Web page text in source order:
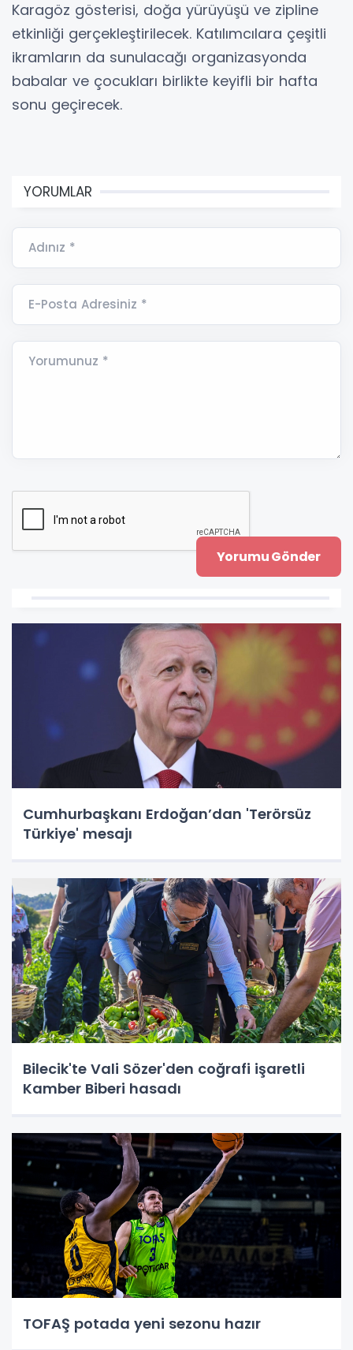
Karagöz gösterisi, doğa yürüyüşü ve zipline
etkinliği gerçekleştirilecek. Katılımcılara çeşitli
ikramların da sunulacağı organizasyonda
babalar ve çocukları birlikte keyifli bir hafta
sonu geçirecek.
YORUMLAR
Adınız *
E-Posta Adresiniz *
Yorumunuz *
Cumhurbaşkanı Erdoğan’dan 'Terörsüz
Türkiye' mesajı
Bilecik'te Vali Sözer'den coğrafi işaretli
Kamber Biberi hasadı
TOFAŞ potada yeni sezonu hazır